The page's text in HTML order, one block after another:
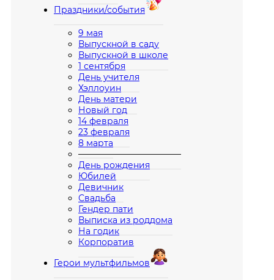
Праздники/события
9 мая
Выпускной в саду
Выпускной в школе
1 сентября
День учителя
Хэллоуин
День матери
Новый год
14 февраля
23 февраля
8 марта
————————————
День рождения
Юбилей
Девичник
Свадьба
Гендер пати
Выписка из роддома
На годик
Корпоратив
Герои мультфильмов